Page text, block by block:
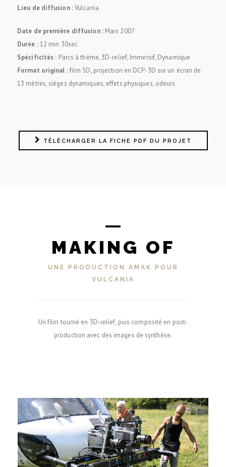
Lieu de diffusion :Vulcania
Date de première diffusion :Mars 2007
Durée :12 min 30sec
Spécificités : Parcs à thème, 3D-relief, Immersif, Dynamique
Format original :film 5D, projection en DCP-3D sur un écran de
13 mètres, sièges dynamiques, effets physiques, odeurs
TÉLÉCHARGER LA FICHE PDF DU PROJET
MAKING OF
UNE PRODUCTION AMAK POUR
VULCANIA
Un film tourné en 3D-relief, puis composité en post-
production avec des images de synthèse.